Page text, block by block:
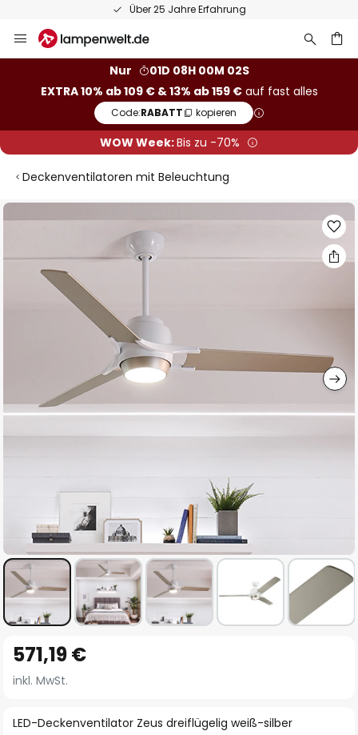
Über 25 Jahre Erfahrung
Inhalt
Nur
01D 08H 00M 01S
EXTRA 10% ab 109 € & 13% ab 159 €auf fast alles
Code:RABATT kopieren
WOW Week:Bis zu -70%
Deckenventilatoren mit Beleuchtung
Zum
Bildgalerie
springen
Anfang
der
springen
LED-Deckenventilator Zeus dreiflügelig weiß-silber
571,19 €
inkl. MwSt.